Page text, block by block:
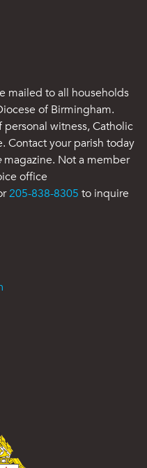
mailed to all households
of Birmingham.
personal witness, Catholic
Contact your parish today
magazine. Not a member
office
205-838-8305 to inquire